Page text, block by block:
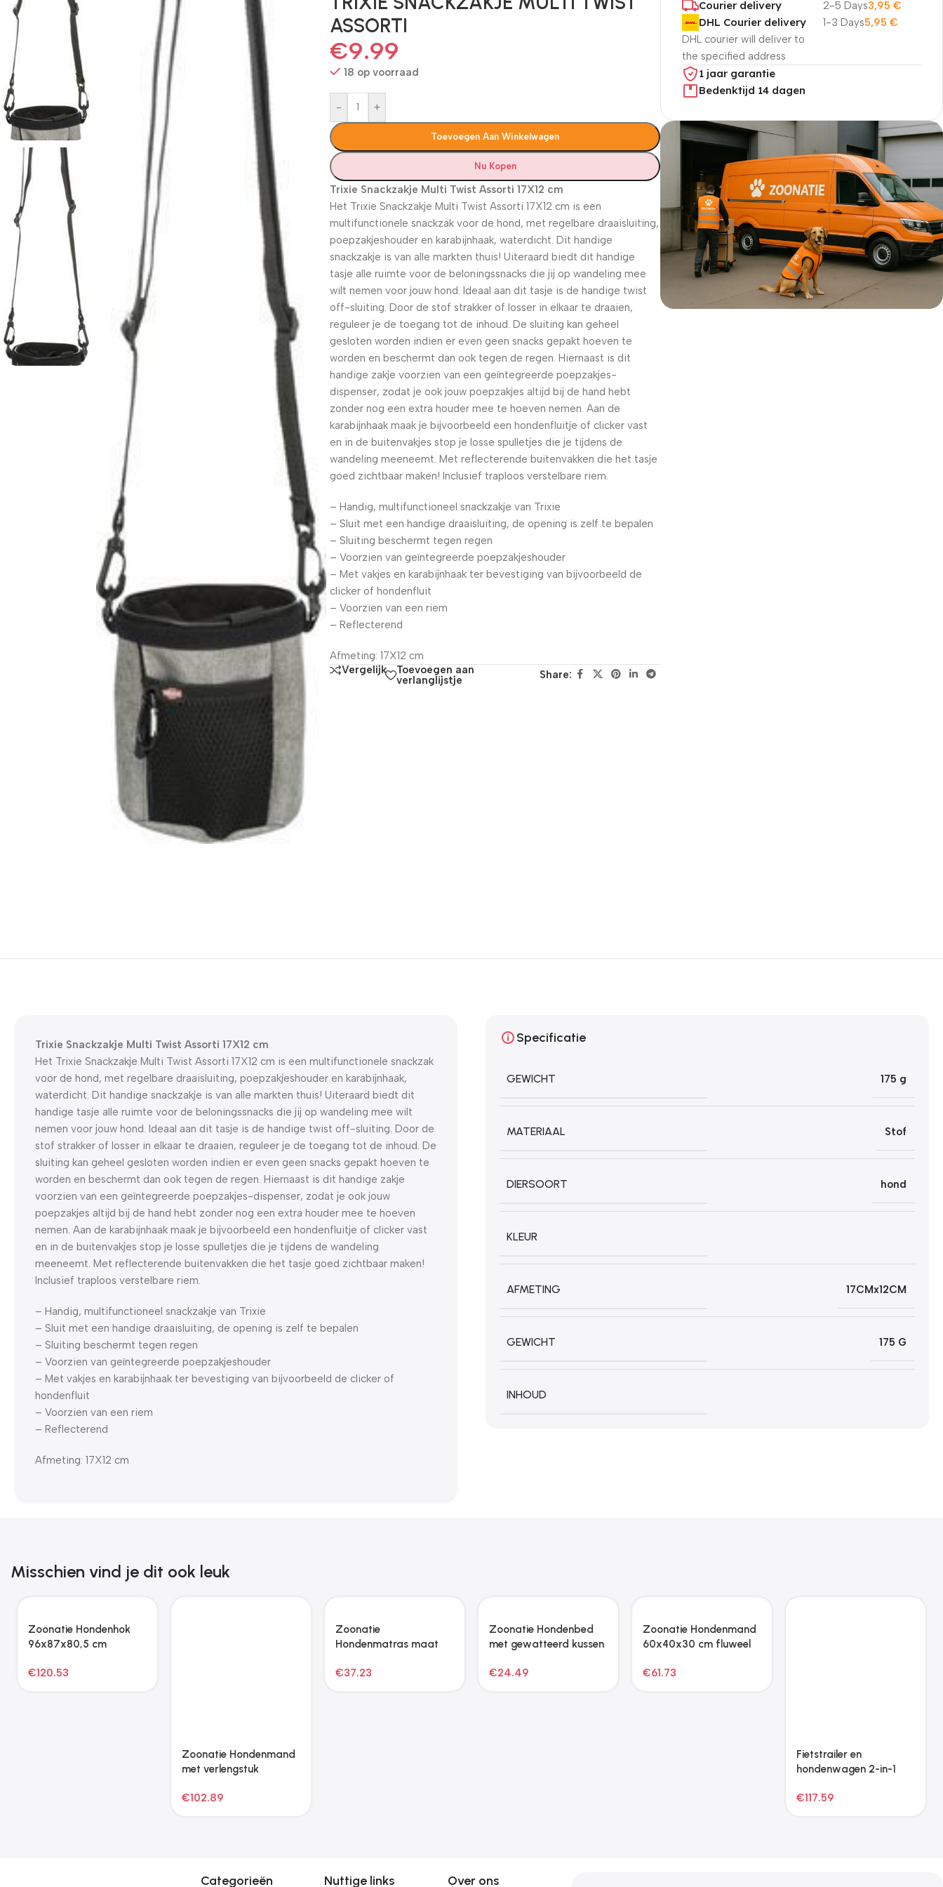
ASSORTI
€9.99
18 op voorraad
- +
Toevoegen Aan Winkelwagen
Nu Kopen
Trixie Snackzakje Multi Twist Assorti 17X12 cm
Het Trixie Snackzakje Multi Twist Assorti 17X12 cm is een
multifunctionele snackzak voor de hond, met regelbare draaisluiting,
poepzakjeshouder en karabijnhaak, waterdicht. Dit handige
snackzakje is van alle markten thuis! Uiteraard biedt dit handige
tasje alle ruimte voor de beloningssnacks die jij op wandeling mee
wilt nemen voor jouw hond. Ideaal aan dit tasje is de handige twist
off-sluiting. Door de stof strakker of losser in elkaar te draaien,
reguleer je de toegang tot de inhoud. De sluiting kan geheel
gesloten worden indien er even geen snacks gepakt hoeven te
worden en beschermt dan ook tegen de regen. Hiernaast is dit
handige zakje voorzien van een geïntegreerde poepzakjes-
dispenser, zodat je ook jouw poepzakjes altijd bij de hand hebt
zonder nog een extra houder mee te hoeven nemen. Aan de
karabijnhaak maak je bijvoorbeeld een hondenfluitje of clicker vast
en in de buitenvakjes stop je losse spulletjes die je tijdens de
wandeling meeneemt. Met reflecterende buitenvakken die het tasje
goed zichtbaar maken! Inclusief traploos verstelbare riem.
– Handig, multifunctioneel snackzakje van Trixie
– Sluit met een handige draaisluiting, de opening is zelf te bepalen
– Sluiting beschermt tegen regen
– Voorzien van geïntegreerde poepzakjeshouder
– Met vakjes en karabijnhaak ter bevestiging van bijvoorbeeld de
clicker of hondenfluit
– Voorzien van een riem
– Reflecterend
Afmeting: 17X12 cm
Vergelijk
Toevoegen aan
verlanglijstje
Share:
Courier delivery
2-5 Days3,95€
DHL Courier delivery
DHL courier will deliver to
the specified address
1-3 Days5,95€
1 jaar garantie
Bedenktijd 14 dagen
Trixie Snackzakje Multi Twist Assorti 17X12 cm
Het Trixie Snackzakje Multi Twist Assorti 17X12 cm is een multifunctionele snackzak
voor de hond, met regelbare draaisluiting, poepzakjeshouder en karabijnhaak,
waterdicht. Dit handige snackzakje is van alle markten thuis! Uiteraard biedt dit
handige tasje alle ruimte voor de beloningssnacks die jij op wandeling mee wilt
nemen voor jouw hond. Ideaal aan dit tasje is de handige twist off-sluiting. Door de
stof strakker of losser in elkaar te draaien, reguleer je de toegang tot de inhoud. De
sluiting kan geheel gesloten worden indien er even geen snacks gepakt hoeven te
worden en beschermt dan ook tegen de regen. Hiernaast is dit handige zakje
voorzien van een geïntegreerde poepzakjes-dispenser, zodat je ook jouw
poepzakjes altijd bij de hand hebt zonder nog een extra houder mee te hoeven
nemen. Aan de karabijnhaak maak je bijvoorbeeld een hondenfluitje of clicker vast
en in de buitenvakjes stop je losse spulletjes die je tijdens de wandeling
meeneemt. Met reflecterende buitenvakken die het tasje goed zichtbaar maken!
Inclusief traploos verstelbare riem.
– Handig, multifunctioneel snackzakje van Trixie
– Sluit met een handige draaisluiting, de opening is zelf te bepalen
– Sluiting beschermt tegen regen
– Voorzien van geïntegreerde poepzakjeshouder
– Met vakjes en karabijnhaak ter bevestiging van bijvoorbeeld de clicker of
hondenfluit
– Voorzien van een riem
– Reflecterend
Afmeting: 17X12 cm
Specificatie
GEWICHT 175 g
MATERIAAL Stof
DIERSOORT hond
KLEUR
AFMETING 17CMx12CM
GEWICHT 175 G
INHOUD
Misschien vind je dit ook leuk
Zoonatie Hondenhok
96x87x80,5 cm
bruin
€120.53
Zoonatie
Hondenmatras maat
€37.23
Zoonatie Hondenbed
met gewatteerd kussen
€24.49
Zoonatie Hondenmand
60x40x30 cm fluweel
€61.73
Categorieën Nuttige links Over ons